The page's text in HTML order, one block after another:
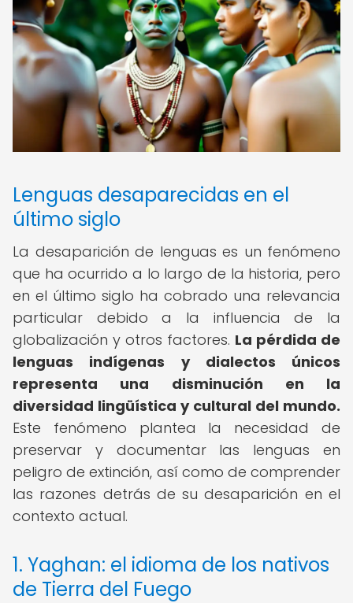
Lenguas desaparecidas en el
último siglo
La desaparición de lenguas es un fenómeno
que ha ocurrido a lo largo de la historia, pero
en el último siglo ha cobrado una relevancia
particular debido a la influencia de la
globalización y otros factores. La pérdida de
lenguas indígenas y dialectos únicos
representa una disminución en la
diversidad lingüística y cultural del mundo.
Este fenómeno plantea la necesidad de
preservar y documentar las lenguas en
peligro de extinción, así como de comprender
las razones detrás de su desaparición en el
contexto actual.
1. Yaghan: el idioma de los nativos
de Tierra del Fuego